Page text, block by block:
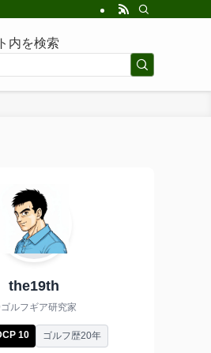
内を検索
the19th
ルフギア研究家
10 ゴルフ歴20年